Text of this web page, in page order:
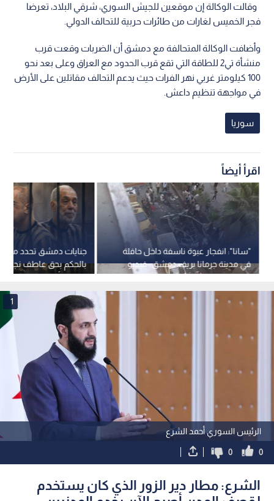
وقالت الوكالة إن موقعين للجيش السوري، شرقي البلاد، تعرضا
فجر الخميس لغارات من طائرات حربية للتحالف الدولي.
وأضافت الوكالة المتحالفة مع دمشق أن الضربات وقعت قرب
منشأة تي2 للطاقة التي تقع قرب الحدود مع العراق وعلى بعد نحو
100 كيلومتر غربي نهر الفرات حيث يدعم التحالف مقاتلين على الأرض
في مواجهة تنظيم داعش.
سوريا
اقرأ أيضاً
جنايات دمشق تحدد
بالحكم بحق عاطف
الأسد وأحمد حسون
"سانا": انفجار عبوة ناسفة داخل حافلة
في مدينة جرمانا بريف دمشق -فيديو
الرئيس السوري أحمد الشرع
1
0
0
الشرع: مطار دير الزور الذي كان يستخدم